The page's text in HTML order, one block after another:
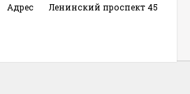
Адрес
Ленинский проспект 45